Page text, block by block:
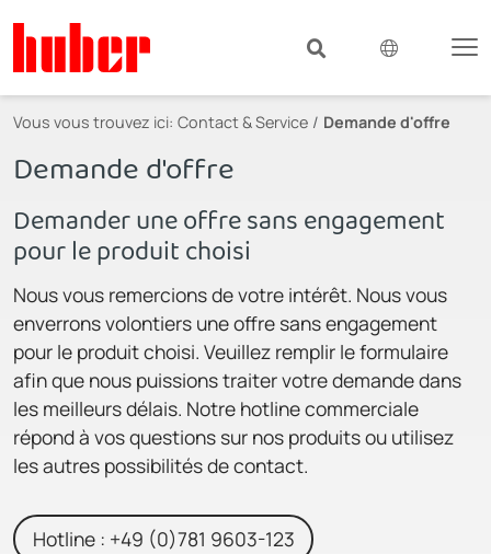
Vous vous trouvez ici: Contact & Service Demande d'offre
Demande d'offre
Demander une offre sans engagement
pour le produit choisi
Nous vous remercions de votre intérêt. Nous vous
enverrons volontiers une offre sans engagement
pour le produit choisi. Veuillez remplir le formulaire
afin que nous puissions traiter votre demande dans
les meilleurs délais. Notre hotline commerciale
répond à vos questions sur nos produits ou utilisez
les autres possibilités de contact.
Hotline : +49 (0)781 9603-123